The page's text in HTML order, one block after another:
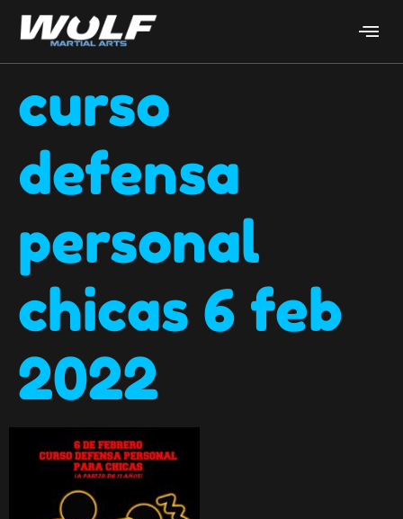
curso
defensa
personal
chicas 6 feb
2022